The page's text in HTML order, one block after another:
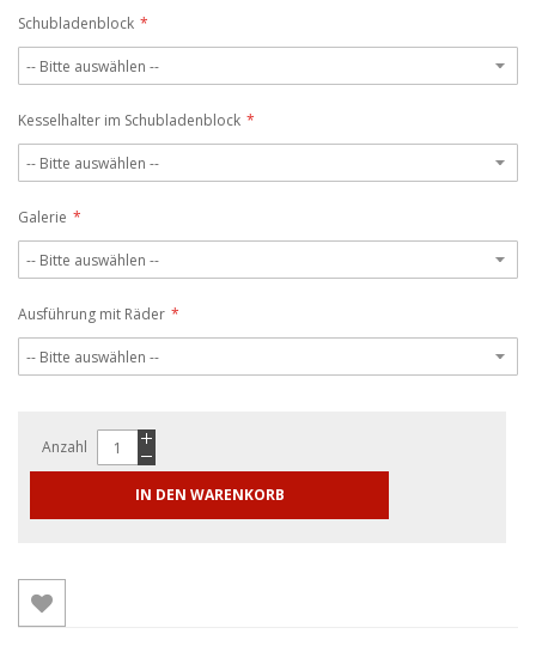
Schubladenblock
Kesselhalter im Schubladenblock
Galerie
Ausführung mit Räder
Anzahl
IN DEN WARENKORB